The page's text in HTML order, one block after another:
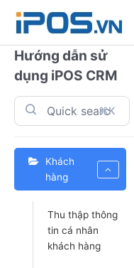
Hướng dẫn sử
dụng iPOS CRM
⌘K
Khách
hàng
Thu thập thông
tin cá nhân
khách hàng